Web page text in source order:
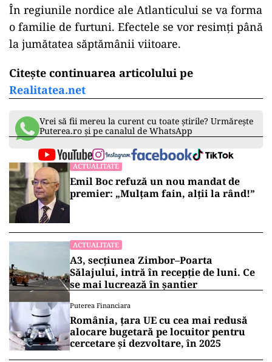
În regiunile nordice ale Atlanticului se va forma
o familie de furtuni. Efectele se vor resimți până
la jumătatea săptămânii viitoare.
Citește continuarea articolului pe
Realitatea.net
Vrei să fii mereu la curent cu toate știrile? Urmărește
Puterea.ro și pe canalul de WhatsApp
ACTUALITATE
Emil Boc refuză un nou mandat de
premier: „Mulțam fain, alții la rând!”
ACTUALITATE
A3, secțiunea Zimbor–Poarta
Sălajului, intră în recepție de luni. Ce
se mai lucrează în șantier
Puterea Financiara
România, țara UE cu cea mai redusă
alocare bugetară pe locuitor pentru
cercetare și dezvoltare, în 2025